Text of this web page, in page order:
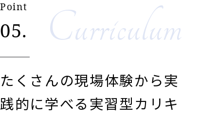
Point
05. Curriculum
たくさんの現場体験から実
践的に学べる実習型カリキ